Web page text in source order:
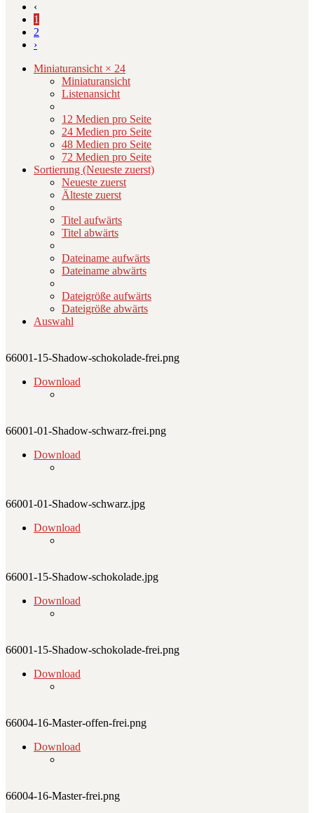
‹
1
2
›
Miniaturansicht × 24
Miniaturansicht
Listenansicht
12 Medien pro Seite
24 Medien pro Seite
48 Medien pro Seite
72 Medien pro Seite
Sortierung (Neueste zuerst)
Neueste zuerst
Älteste zuerst
Titel aufwärts
Titel abwärts
Dateiname aufwärts
Dateiname abwärts
Dateigröße aufwärts
Dateigröße abwärts
Auswahl
66001-15-Shadow-schokolade-frei.png
Download
66001-01-Shadow-schwarz-frei.png
Download
66001-01-Shadow-schwarz.jpg
Download
66001-15-Shadow-schokolade.jpg
Download
66001-15-Shadow-schokolade-frei.png
Download
66004-16-Master-offen-frei.png
Download
66004-16-Master-frei.png